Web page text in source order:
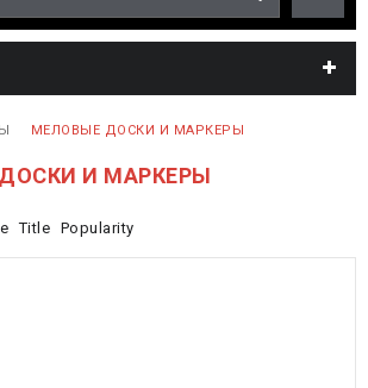
МЕЛОВЫЕ ДОСКИ И МАРКЕРЫ
И МАРКЕРЫ
Title Popularity